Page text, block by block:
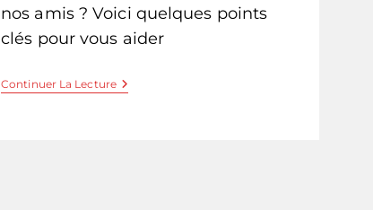
nos amis ? Voici quelques points
clés pour vous aider
Continuer La LectureQuelques
Règles